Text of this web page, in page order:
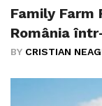
Family Farm
România
BY CRISTIAN